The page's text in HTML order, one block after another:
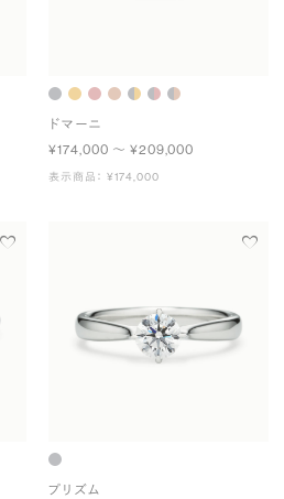
ドマーニ
¥174,000 〜 ¥209,000
表示商品： ¥174,000
プリズム